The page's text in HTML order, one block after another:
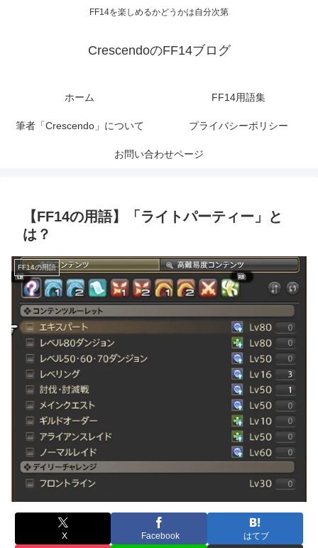
FF14を楽しめるかどうかは自分次第
CrescendoのFF14ブログ
ホーム FF14用語集
筆者「Crescendo」について プライバシーポリシー
お問い合わせページ
【FF14の用語】「ライトパーティー」と
は？
FF14の用語
X Facebook はてブ